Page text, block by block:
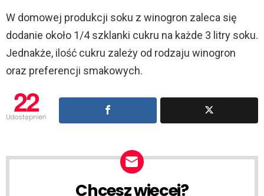
W domowej produkcji soku z winogron zaleca się
dodanie około 1/4 szklanki cukru na każde 3 litry soku.
Jednakże, ilość cukru zależy od rodzaju winogron
oraz preferencji smakowych.
22
Udostępnień
NEWSLETTERChcesz więcej?